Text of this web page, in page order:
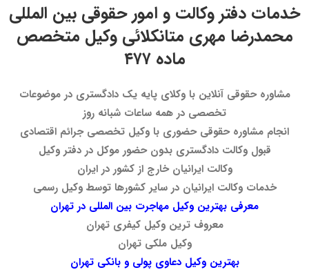
خدمات دفتر وکالت و امور حقوقی بین المللی
محمدرضا مهری متانکلائی وکیل متخصص
ماده ۴۷۷
مشاوره حقوقی آنلاین با وکلای پایه یک دادگستری در موضوعات
تخصصی در همه ساعات شبانه روز
انجام مشاوره حقوقی حضوری با وکیل تخصصی جرائم اقتصادی
قبول وکالت دادگستری بدون حضور موکل در دفتر وکیل
وکالت ایرانیان خارج از کشور در ایران
خدمات وکالت ایرانیان در سایر کشورها توسط وکیل رسمی
معرفی بهترین وکیل مهاجرت بین المللی در تهران
معروف ترین وکیل کیفری تهران
وکیل ملکی تهران
بهترین وکیل دعاوی پولی و بانکی تهران